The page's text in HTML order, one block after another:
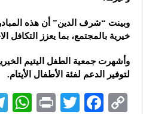
وبينت “شرف الدين” أن هذه
خيرية بالمجتمع، بما يعزز التكافل
لتوفير الدعم لفئة الأطفال الأيتام.
C
F
T
P